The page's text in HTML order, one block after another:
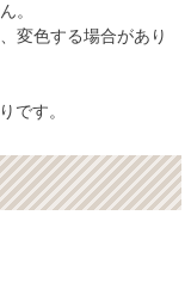
。
変色する場合があり
です。